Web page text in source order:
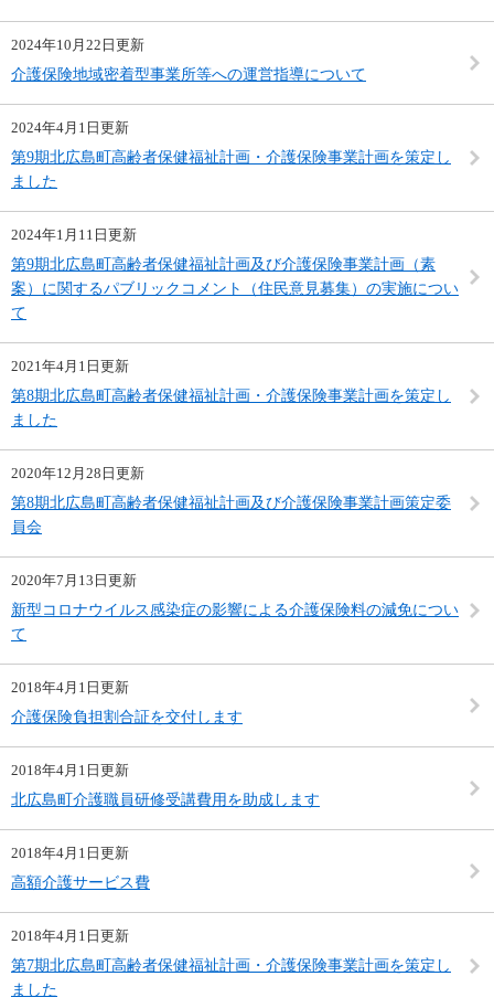
2024年10月22日更新
介護保険地域密着型事業所等への運営指導について
2024年4月1日更新
第9期北広島町高齢者保健福祉計画・介護保険事業計画を策定し
ました
2024年1月11日更新
第9期北広島町高齢者保健福祉計画及び介護保険事業計画（素
案）に関するパブリックコメント（住民意見募集）の実施につい
て
2021年4月1日更新
第8期北広島町高齢者保健福祉計画・介護保険事業計画を策定し
ました
2020年12月28日更新
第8期北広島町高齢者保健福祉計画及び介護保険事業計画策定委
員会
2020年7月13日更新
新型コロナウイルス感染症の影響による介護保険料の減免につい
て
2018年4月1日更新
介護保険負担割合証を交付します
2018年4月1日更新
北広島町介護職員研修受講費用を助成します
2018年4月1日更新
高額介護サービス費
2018年4月1日更新
第7期北広島町高齢者保健福祉計画・介護保険事業計画を策定し
ました